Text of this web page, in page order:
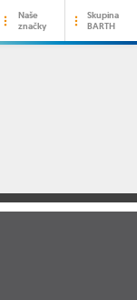
Naše
značky
Skupina
BARTH